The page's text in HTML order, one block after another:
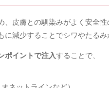
皮膚との馴染みがよく安全性
減少することでシワやたるみ
ポイントで注入することで、